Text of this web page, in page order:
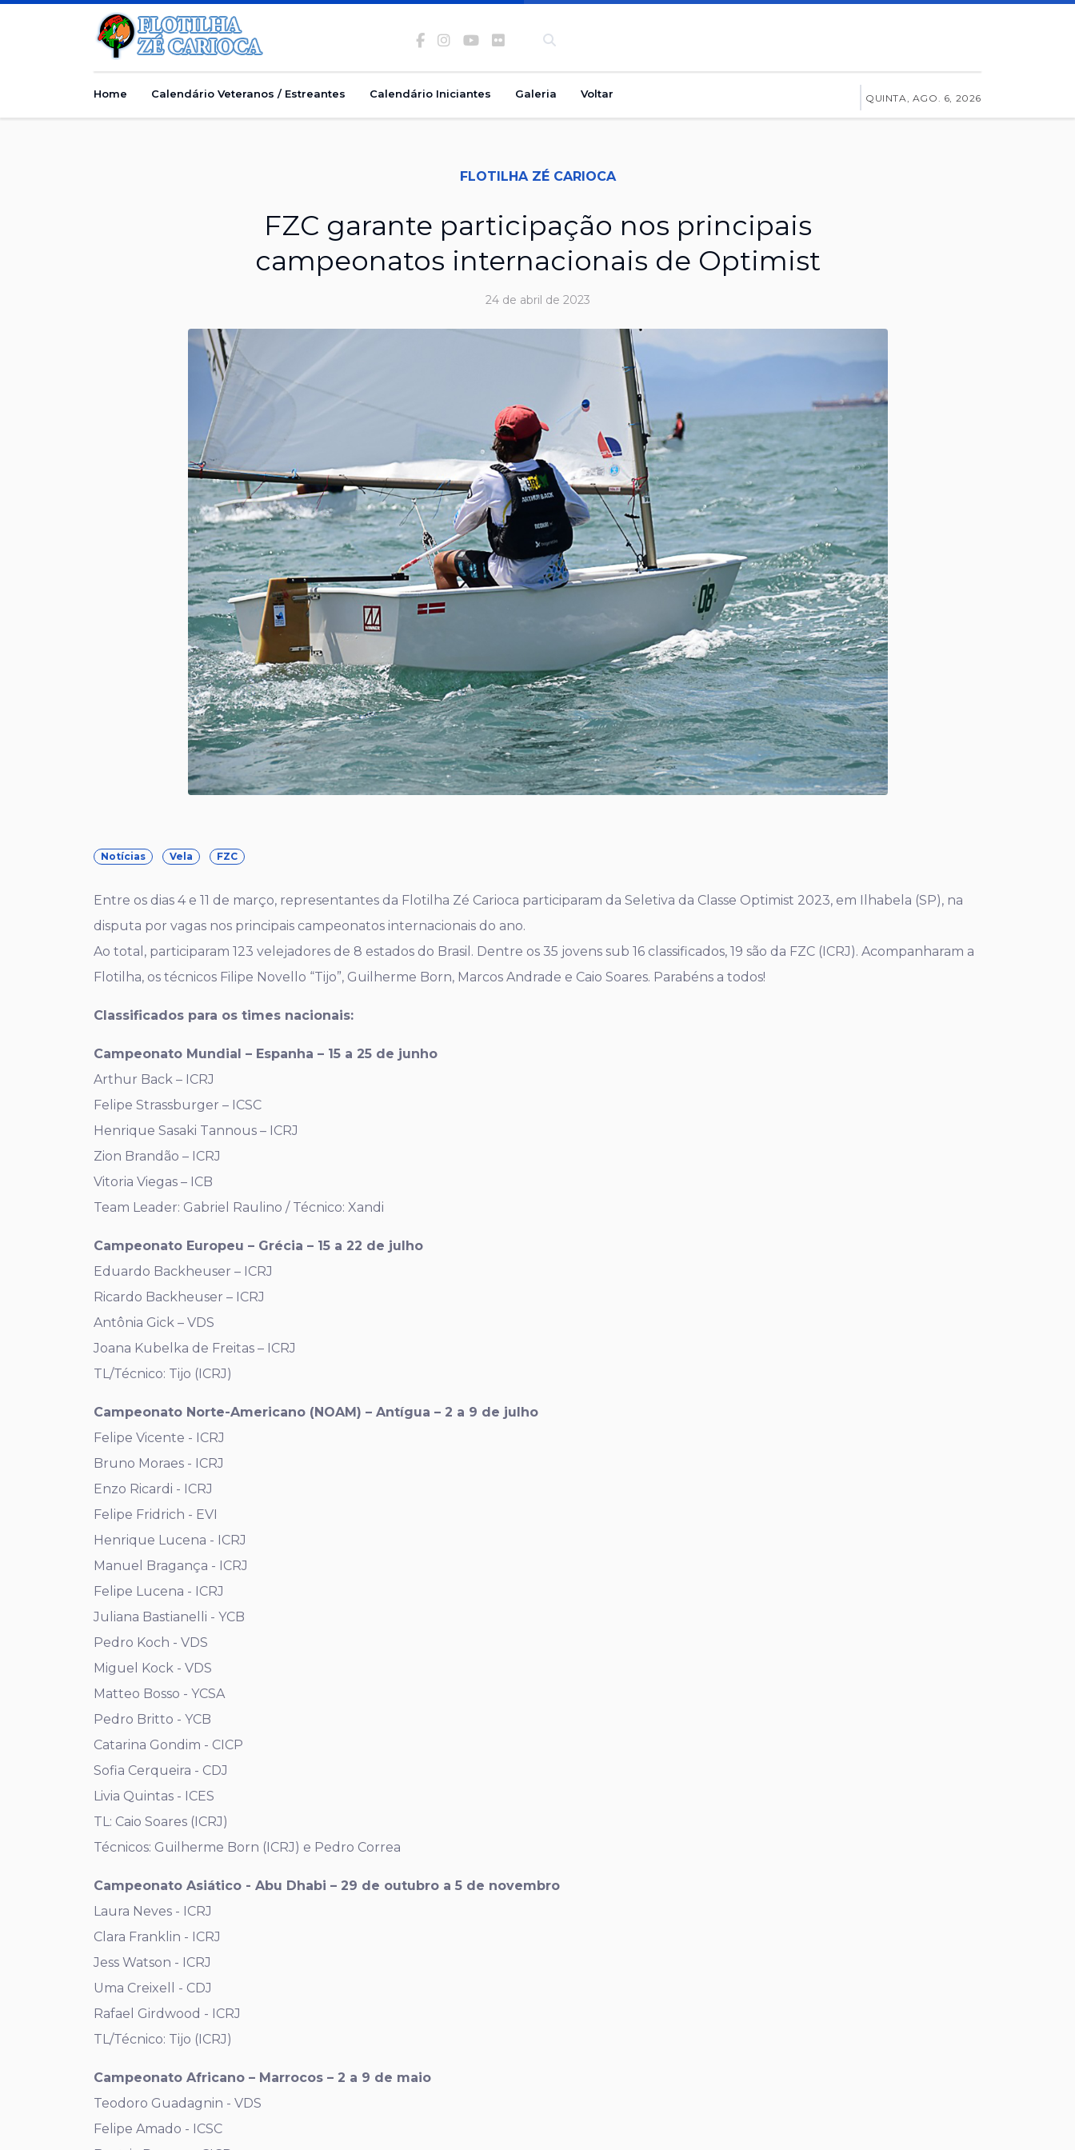
Facebook
Instagram
Youtube
Flickr
banco
Home Calendário Veteranos / Estreantes Calendário Iniciantes Galeria Voltar QUINTA, AGO. 6, 2026
FLOTILHA ZÉ CARIOCA
FZC garante participação nos principais
campeonatos internacionais de Optimist
24 de abril de 2023
Notícias Vela FZC
Entre os dias 4 e 11 de março, representantes da Flotilha Zé Carioca participaram da Seletiva da Classe Optimist 2023, em Ilhabela (SP), na
disputa por vagas nos principais campeonatos internacionais do ano.
Ao total, participaram 123 velejadores de 8 estados do Brasil. Dentre os 35 jovens sub 16 classificados, 19 são da FZC (ICRJ). Acompanharam a
Flotilha, os técnicos Filipe Novello “Tijo”, Guilherme Born, Marcos Andrade e Caio Soares. Parabéns a todos!
Classificados para os times nacionais:
Campeonato Mundial – Espanha – 15 a 25 de junho
Arthur Back – ICRJ
Felipe Strassburger – ICSC
Henrique Sasaki Tannous – ICRJ
Zion Brandão – ICRJ
Vitoria Viegas – ICB
Team Leader: Gabriel Raulino / Técnico: Xandi
Campeonato Europeu – Grécia – 15 a 22 de julho
Eduardo Backheuser – ICRJ
Ricardo Backheuser – ICRJ
Antônia Gick – VDS
Joana Kubelka de Freitas – ICRJ
TL/Técnico: Tijo (ICRJ)
Campeonato Norte-Americano (NOAM) – Antígua – 2 a 9 de julho
Felipe Vicente - ICRJ
Bruno Moraes - ICRJ
Enzo Ricardi - ICRJ
Felipe Fridrich - EVI
Henrique Lucena - ICRJ
Manuel Bragança - ICRJ
Felipe Lucena - ICRJ
Juliana Bastianelli - YCB
Pedro Koch - VDS
Miguel Kock - VDS
Matteo Bosso - YCSA
Pedro Britto - YCB
Catarina Gondim - CICP
Sofia Cerqueira - CDJ
Livia Quintas - ICES
TL: Caio Soares (ICRJ)
Técnicos: Guilherme Born (ICRJ) e Pedro Correa
Campeonato Asiático - Abu Dhabi – 29 de outubro a 5 de novembro
Laura Neves - ICRJ
Clara Franklin - ICRJ
Jess Watson - ICRJ
Uma Creixell - CDJ
Rafael Girdwood - ICRJ
TL/Técnico: Tijo (ICRJ)
Campeonato Africano – Marrocos – 2 a 9 de maio
Teodoro Guadagnin - VDS
Felipe Amado - ICSC